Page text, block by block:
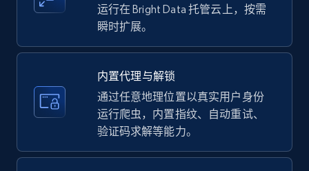
LinkedIn company information
ID, Name, Country code, Locations, Followers,
Employees in linkedin, About, Specialties, and
more.
运行在 Bright Data 托管云上，按需
瞬时扩展。
内置代理与解锁
通过任意地理位置以真实用户身份
运行爬虫，内置指纹、自动重试、
验证码求解等能力。